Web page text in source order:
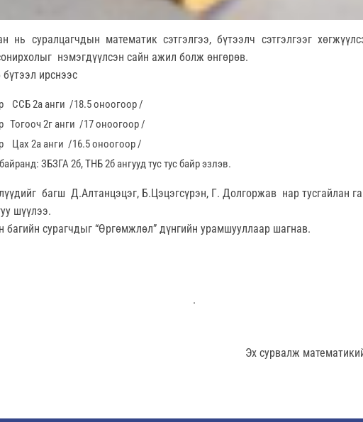
нь суралцагчдын математик сэтгэлгээ, бүтээлч сэтгэлгээг
нэмэгдүүлсэн сайн ажил болж өнгөрөв.
ирснээс
ССБ 2а анги /18.5 оноогоор /
Тогооч 2г анги /17 оноогоор /
Цах 2а анги /16.5 оноогоор /
ЗБЗГА 2б, ТНБ 2б ангууд тус тус байр эзлэв.
багш Д.Алтанцэцэг, Б.Цэцэгсүрэн, Г. Долгоржав нар тусгайлан
шүүлээ.
багийн сурагчдыг “Өргөмжлөл” дүнгийн урамшууллаар шагнав.
.
Эх сурвалж